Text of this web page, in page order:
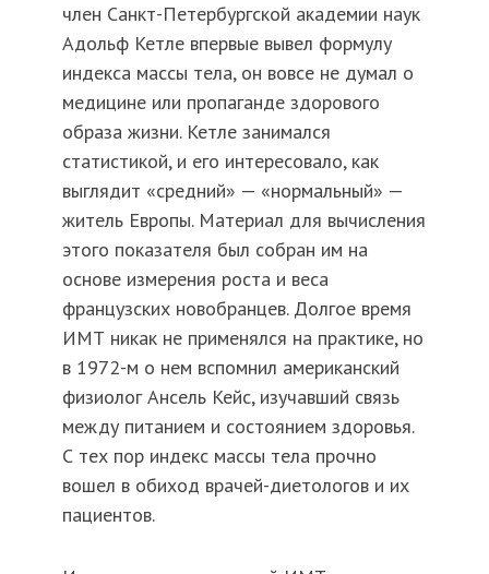
член Санкт-Петербургской академии наук
Адольф Кетле впервые вывел формулу
индекса массы тела, он вовсе не думал о
медицине или пропаганде здорового
образа жизни. Кетле занимался
статистикой, и его интересовало, как
выглядит «средний» — «нормальный» —
житель Европы. Материал для вычисления
этого показателя был собран им на
основе измерения роста и веса
французских новобранцев. Долгое время
ИМТ никак не применялся на практике, но
в 1972-м о нем вспомнил американский
физиолог Ансель Кейс, изучавший связь
между питанием и состоянием здоровья.
С тех пор индекс массы тела прочно
вошел в обиход врачей-диетологов и их
пациентов.